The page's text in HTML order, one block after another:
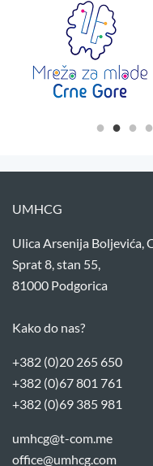
UMHCG
Ulica Arsenija Boljevića,
Sprat 8, stan 55,
81000 Podgorica
Kako do nas?
+382 (0)20 265 650
+382 (0)67 801 761
+382 (0)69 385 981
umhcg@t-com.me
office@umhcg.com